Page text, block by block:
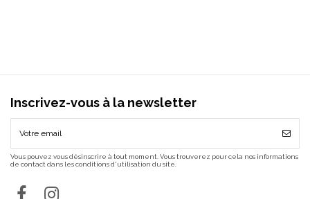
Inscrivez-vous à la newsletter
Vous pouvez vous désinscrire à tout moment. Vous trouverez pour cela nos informations
de contact dans les conditions d'utilisation du site.